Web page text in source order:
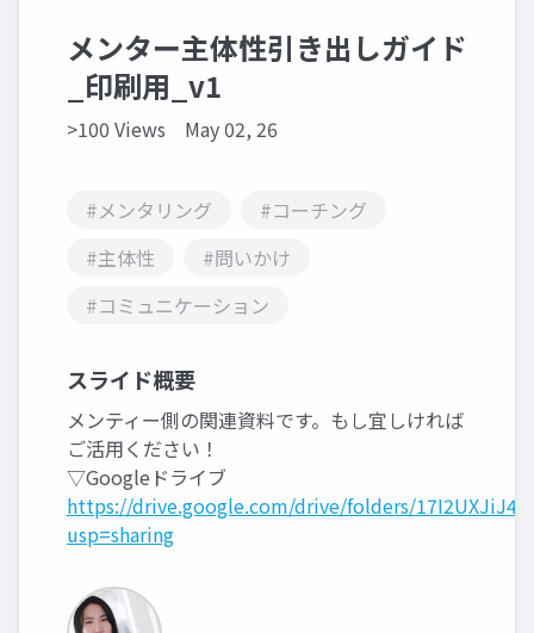
メンター主体性引き出しガイド
_印刷用_v1
>100 Views May 02, 26
#メンタリング
#コーチング
#主体性
#問いかけ
#コミュニケーション
スライド概要
メンティー側の関連資料です。もし宜しければ
ご活用ください！
▽Googleドライブ
https://drive.google.com/drive/folders/
usp=sharing